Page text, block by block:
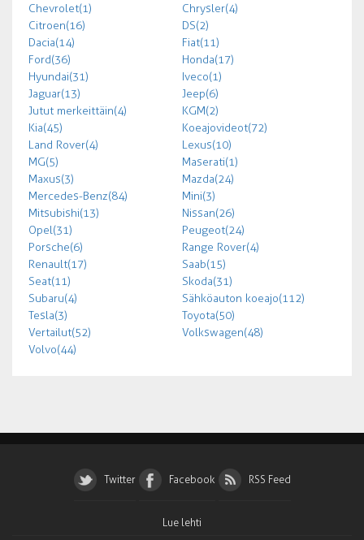
Chevrolet (1)
Chrysler (4)
Citroen (16)
DS (2)
Dacia (14)
Fiat (11)
Ford (36)
Honda (17)
Hyundai (31)
Iveco (1)
Jaguar (13)
Jeep (6)
Jutut merkeittäin (4)
KGM (2)
Kia (45)
Koeajovideot (72)
Land Rover (4)
Lexus (10)
MG (5)
Maserati (1)
Maxus (3)
Mazda (24)
Mercedes-Benz (84)
Mini (3)
Mitsubishi (13)
Nissan (26)
Opel (31)
Peugeot (24)
Porsche (6)
Range Rover (4)
Renault (17)
Saab (15)
Seat (11)
Skoda (31)
Subaru (4)
Sähköauton koeajo (112)
Tesla (3)
Toyota (50)
Vertailut (52)
Volkswagen (48)
Volvo (44)
Twitter Facebook RSS Feed
Lue lehti